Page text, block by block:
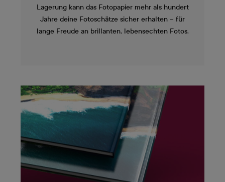
Lagerung kann das Fotopapier mehr als hundert
Jahre deine Fotoschätze sicher erhalten – für
lange Freude an brillanten, lebensechten Fotos.